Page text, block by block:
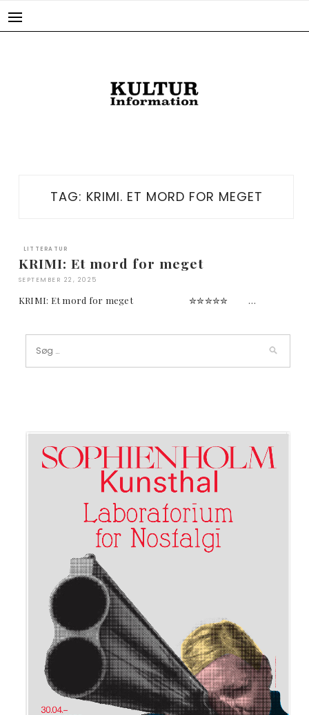
TAG: KRIMI. ET MORD FOR MEGET
LITTERATUR
KRIMI: Et mord for meget
SEPTEMBER 22, 2025
KRIMI: Et mord for meget ✮✮✮✮✮ …